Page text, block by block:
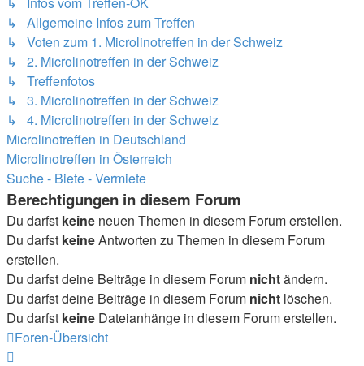
↳ Allgemeine Infos zum Treffen
↳ Voten zum 1. Microlinotreffen in der Schweiz
↳ 2. Microlinotreffen in der Schweiz
↳ Treffenfotos
↳ 3. Microlinotreffen in der Schweiz
↳ 4. Microlinotreffen in der Schweiz
Microlinotreffen in Deutschland
Microlinotreffen in Österreich
Suche - Biete - Vermiete
Berechtigungen in diesem Forum
Du darfst keine neuen Themen in diesem Forum erstellen.
Du darfst keineAntworten zu Themen in diesem Forum
erstellen.
Du darfst deine Beiträge in diesem Forum nichtändern.
Du darfst deine Beiträge in diesem Forum nicht löschen.
Du darfst keine Dateianhänge in diesem Forum erstellen.
Foren-Übersicht